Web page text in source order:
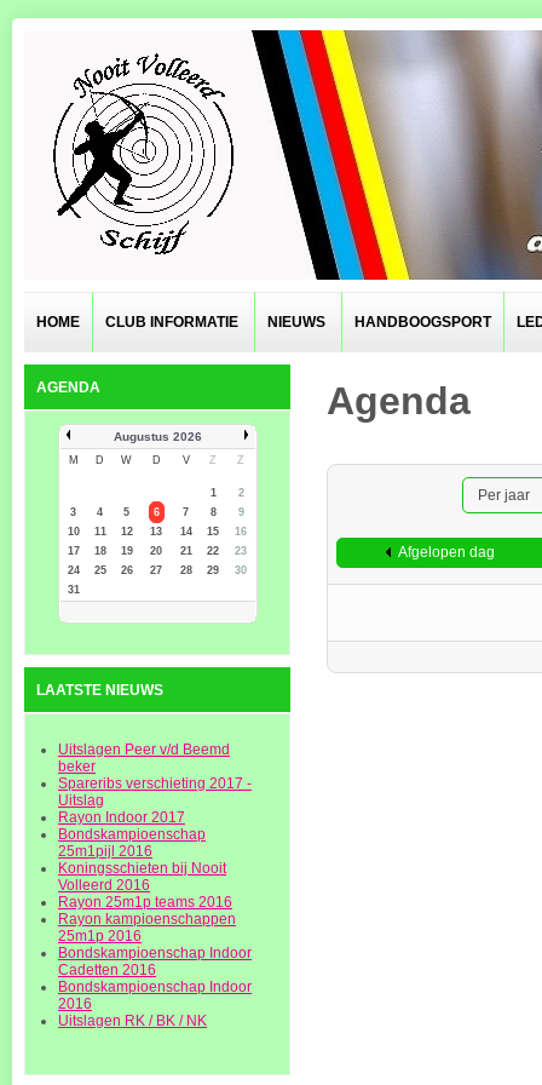
HOME CLUB INFORMATIE NIEUWS HANDBOOGSPORT
AGENDA
Augustus 2026
M D W D V Z Z
1
2
3
4 5 6 7 8
9
10
11 12 13 14 15
16
17
18 19 20 21 22
23
24
25 26 27 28 29
30
31
LAATSTE NIEUWS
Uitslagen Peer v/d Beemd
beker
Spareribs verschieting 2017 -
Uitslag
Rayon Indoor 2017
Bondskampioenschap
25m1pijl 2016
Koningsschieten bij Nooit
Volleerd 2016
Rayon 25m1p teams 2016
Rayon kampioenschappen
25m1p 2016
Bondskampioenschap Indoor
Cadetten 2016
Bondskampioenschap Indoor
2016
Uitslagen RK / BK / NK
Agenda
Per jaar
Afgelopen dag